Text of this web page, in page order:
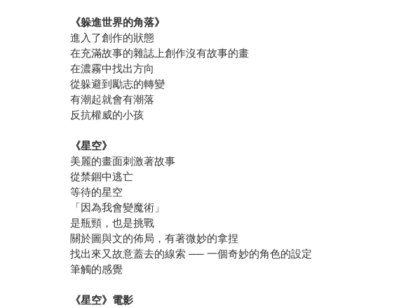
《躲進世界的角落》
進入了創作的狀態
在充滿故事的雜誌上創作沒有故事的畫
在濃霧中找出方向
從躲避到勵志的轉變
有潮起就會有潮落
反抗權威的小孩
《星空》
美麗的畫面刺激著故事
從禁錮中逃亡
等待的星空
「因為我會變魔術」
是瓶頸，也是挑戰
關於圖與文的佈局，有著微妙的拿捏
找出來又故意蓋去的線索 ── 一個奇妙的角色的設定
筆觸的感覺
《星空》電影